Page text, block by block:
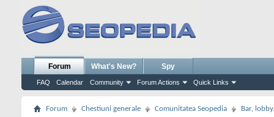
Forum
FAQ Calendar Community Forum Actions Quick Links
What's New? Spy
Forum Chestiuni generale Comunitatea Seopedia Bar,